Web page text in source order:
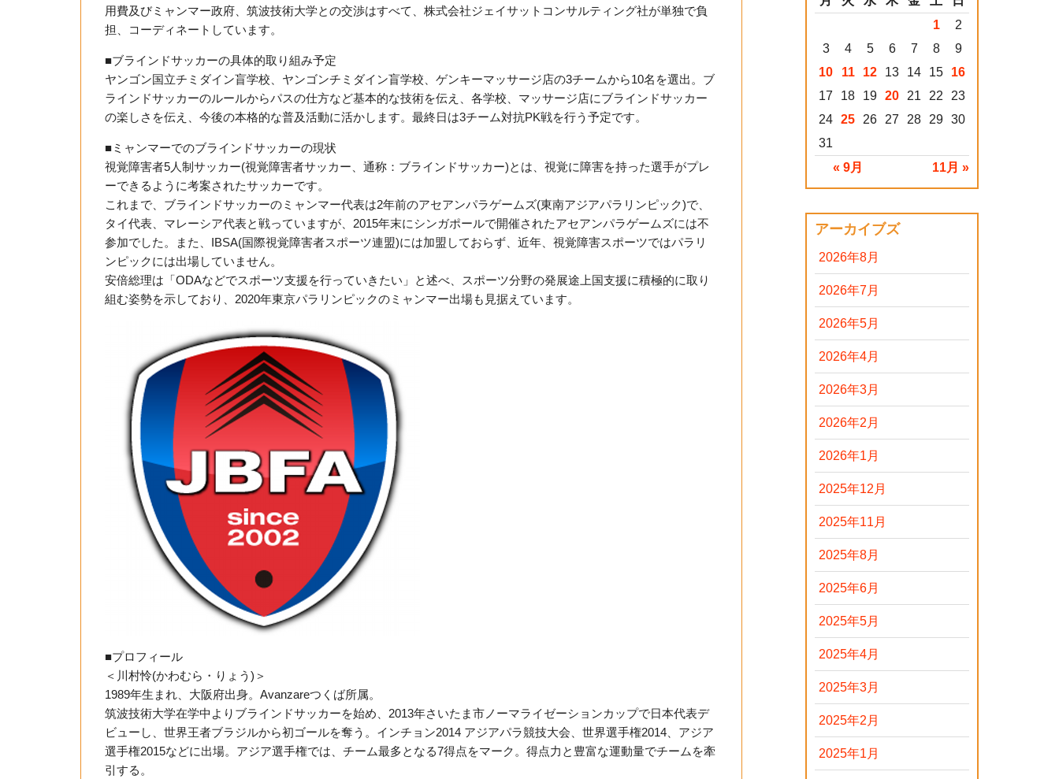
用費及びミャンマー政府、筑波技術大学との交渉はすべて、株式会社ジェイサットコンサルティング社が単独で負
担、コーディネートしています。
■ブラインドサッカーの具体的取り組み予定
ヤンゴン国立チミダイン盲学校、ヤンゴンチミダイン盲学校、ゲンキーマッサージ店の3チームから10名を選出。ブ
ラインドサッカーのルールからパスの仕方など基本的な技術を伝え、各学校、マッサージ店にブラインドサッカー
の楽しさを伝え、今後の本格的な普及活動に活かします。最終日は3チーム対抗PK戦を行う予定です。
■ミャンマーでのブラインドサッカーの現状
視覚障害者5人制サッカー(視覚障害者サッカー、通称：ブラインドサッカー)とは、視覚に障害を持った選手がプレ
ーできるように考案されたサッカーです。
これまで、ブラインドサッカーのミャンマー代表は2年前のアセアンパラゲームズ(東南アジアパラリンピック)で、
タイ代表、マレーシア代表と戦っていますが、2015年末にシンガポールで開催されたアセアンパラゲームズには不
参加でした。また、IBSA(国際視覚障害者スポーツ連盟)には加盟しておらず、近年、視覚障害スポーツではパラリ
ンピックには出場していません。
安倍総理は「ODAなどでスポーツ支援を行っていきたい」と述べ、スポーツ分野の発展途上国支援に積極的に取り
組む姿勢を示しており、2020年東京パラリンピックのミャンマー出場も見据えています。
■プロフィール
＜川村怜(かわむら・りょう)＞
1989年生まれ、大阪府出身。Avanzareつくば所属。
筑波技術大学在学中よりブラインドサッカーを始め、2013年さいたま市ノーマライゼーションカップで日本代表デ
ビューし、世界王者ブラジルから初ゴールを奪う。インチョン2014 アジアパラ競技大会、世界選手権2014、アジア
選手権2015などに出場。アジア選手権では、チーム最多となる7得点をマーク。得点力と豊富な運動量でチームを牽
引する。
« 9月 11月 »
1
2
3
4 5 6 7 8
9
10
11 12 13 14 15
16
17
18 19 20 21 22
23
24 25 26 27 28 29 30
31
アーカイブズ
2026年8月
2026年7月
2026年5月
2026年4月
2026年3月
2026年2月
2026年1月
2025年12月
2025年11月
2025年8月
2025年6月
2025年5月
2025年4月
2025年3月
2025年2月
2025年1月